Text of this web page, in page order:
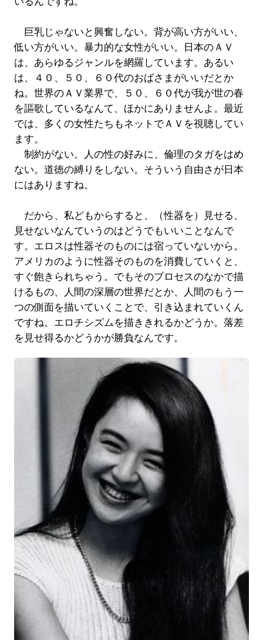
巨乳じゃないと興奮しない。背が高い方がいい、
低い方がいい。暴力的な女性がいい。日本のＡＶ
は、あらゆるジャンルを網羅しています。あるい
は、４０、５０、６０代のおばさまがいいだとか
ね。世界のＡＶ業界で、５０、６０代が我が世の春
を謳歌しているなんて、ほかにありませんよ。最近
では、多くの女性たちもネットでＡＶを視聴してい
ます。
制約がない。人の性の好みに、倫理のタガをはめ
ない。道徳の縛りをしない。そういう自由さが日本
にはありますね。
だから、私どもからすると、（性器を）見せる、
見せないなんていうのはどうでもいいことなんで
す。エロスは性器そのものには宿っていないから。
アメリカのように性器そのものを消費していくと、
すぐ飽きられちゃう。でもそのプロセスのなかで描
けるもの、人間の深層の世界だとか、人間のもう一
つの側面を描いていくことで、引き込まれていくん
ですね。エロチシズムを描ききれるかどうか。落差
を見せ得るかどうかが勝負なんです。